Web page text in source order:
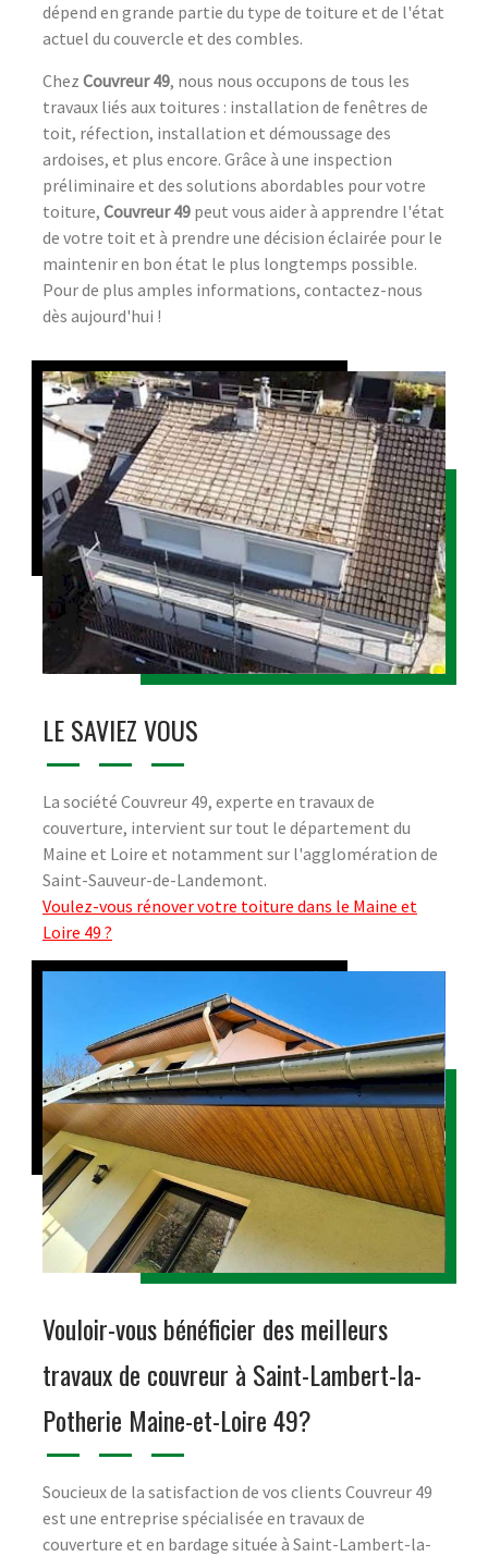
dépend en grande partie du type de toiture et de l'état
actuel du couvercle et des combles.
Chez Couvreur 49, nous nous occupons de tous les
travaux liés aux toitures : installation de fenêtres de
toit, réfection, installation et démoussage des
ardoises, et plus encore. Grâce à une inspection
préliminaire et des solutions abordables pour votre
toiture, Couvreur 49 peut vous aider à apprendre l'état
de votre toit et à prendre une décision éclairée pour le
maintenir en bon état le plus longtemps possible.
Pour de plus amples informations, contactez-nous
dès aujourd'hui !
LE SAVIEZ VOUS
La société Couvreur 49, experte en travaux de
couverture, intervient sur tout le département du
Maine et Loire et notamment sur l'agglomération de
Saint-Sauveur-de-Landemont.
Voulez-vous rénover votre toiture dans le Maine et
Loire 49 ?
Vouloir-vous bénéficier des meilleurs
travaux de couvreur à Saint-Lambert-la-
Potherie Maine-et-Loire 49?
Soucieux de la satisfaction de vos clients Couvreur 49
est une entreprise spécialisée en travaux de
couverture et en bardage située à Saint-Lambert-la-